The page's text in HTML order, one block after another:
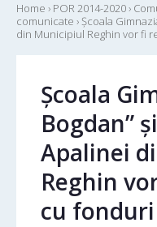
Home › POR 2014-2020›
comunicate ›Școala
din Municipiul Reghin vor fi
Școala
Bogdan”
Apalinei
Reghin
cu